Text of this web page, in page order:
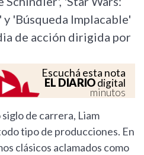
y 'Búsqueda Implacable'
de acción dirigida por
Escuchá esta nota
EL DIARIOdigital
minutos
siglo de carrera, Liam
tipo de producciones. En
clásicos aclamados como